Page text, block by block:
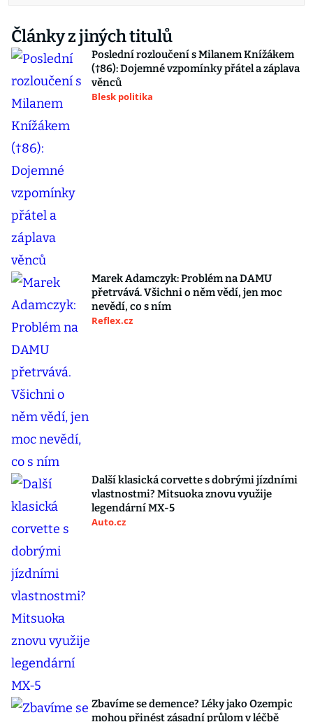
Články z jiných titulů
Poslední rozloučení s Milanem Knížákem
(†86): Dojemné vzpomínky přátel a záplava
věnců
Blesk politika
Marek Adamczyk: Problém na DAMU
přetrvává. Všichni o něm vědí, jen moc
nevědí, co s ním
Reflex.cz
Další klasická corvette s dobrými jízdními
vlastnostmi? Mitsuoka znovu využije
legendární MX-5
Auto.cz
Zbavíme se demence? Léky jako Ozempic
mohou přinést zásadní průlom v léčbě